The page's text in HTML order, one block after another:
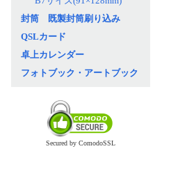
封筒 既製封筒刷り込み
QSLカード
卓上カレンダー
フォトブック・アートブック
Secured by ComodoSSL